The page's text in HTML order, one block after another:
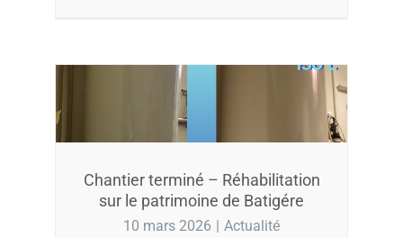
Chantier terminé – Réhabilitation
sur le patrimoine de Batigére
10 mars 2026 | Actualité